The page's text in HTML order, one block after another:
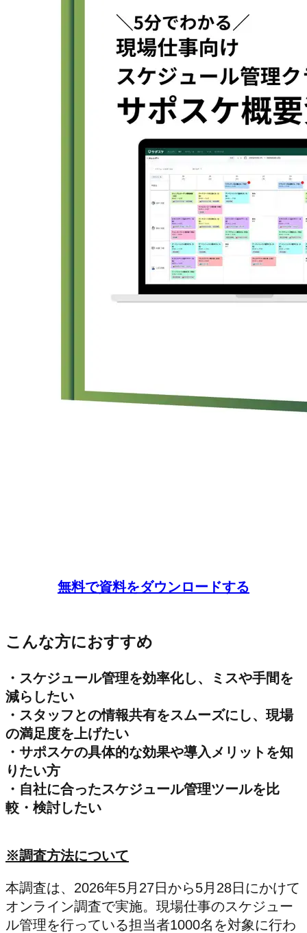
無料で資料をダウンロードする
こんな方におすすめ
・スケジュール管理を効率化し、ミスや手間を
減らしたい
・スタッフとの情報共有をスムーズにし、現場
の満足度を上げたい
・サポスケの具体的な効果や導入メリットを知
りたい方
・自社に合ったスケジュール管理ツールを比
較・検討したい
※調査方法について
本調査は、2026年5月27日から5月28日にかけて
オンライン調査で実施。現場仕事のスケジュー
ル管理を行っている担当者1000名を対象に行わ